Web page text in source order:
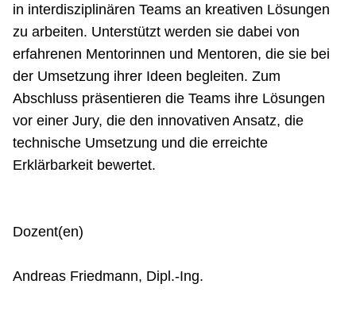
in interdisziplinären Teams an kreativen Lösungen
zu arbeiten. Unterstützt werden sie dabei von
erfahrenen Mentorinnen und Mentoren, die sie bei
der Umsetzung ihrer Ideen begleiten. Zum
Abschluss präsentieren die Teams ihre Lösungen
vor einer Jury, die den innovativen Ansatz, die
technische Umsetzung und die erreichte
Erklärbarkeit bewertet.
Dozent(en)
Andreas Friedmann, Dipl.-Ing.